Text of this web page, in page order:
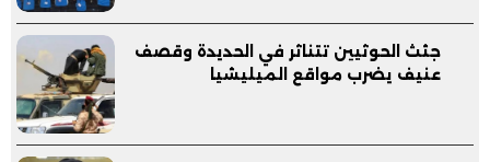
جثث الحوثيين تتناثر في الحديدة وقصف
عنيف يضرب مواقع الميليشيا